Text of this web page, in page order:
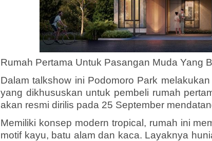
Rumah Pertama Untuk Pasangan Muda Yang
Dalam talkshow ini Podomoro Park
yang dikhususkan untuk pembeli rumah
akan resmi dirilis pada 25 September
Memiliki konsep modern tropical, rumah ini
motif kayu, batu alam dan kaca. Layaknya